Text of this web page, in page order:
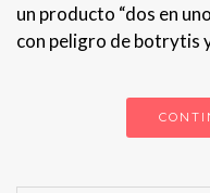
un producto “dos en
con peligro de botrytis